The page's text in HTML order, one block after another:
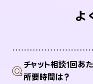
よ
Qチャット相談1回あ
所要時間は？